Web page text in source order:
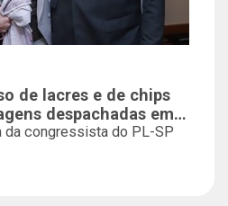
de lacres e de chips
despachadas em
da congressista do PL-SP